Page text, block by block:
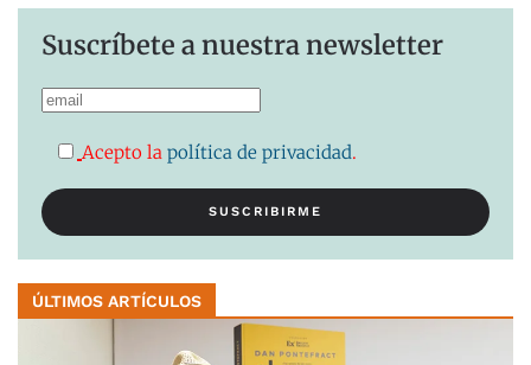
Suscríbete a nuestra newsletter
Acepto la política de privacidad.
ÚLTIMOS ARTÍCULOS